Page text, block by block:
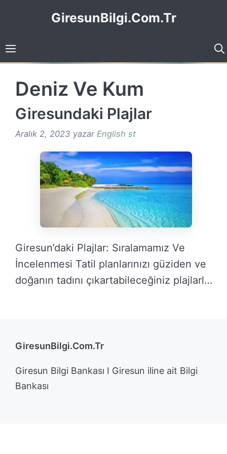
GiresunBilgi.Com.Tr
Deniz Ve Kum
Giresundaki Plajlar
Aralık 2, 2023 yazar English st
Giresun’daki Plajlar: Sıralamamız Ve
İncelenmesi Tatil planlarınızı güziden ve
doğanın tadını çıkartabileceğiniz plajlarla
GiresunBilgi.Com.Tr
Giresun Bilgi Bankası I Giresun iline ait Bilgi
Bankası